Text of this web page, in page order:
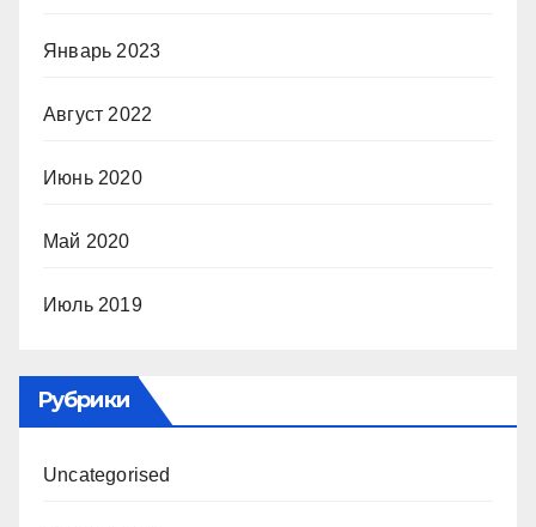
Январь 2023
Август 2022
Июнь 2020
Май 2020
Июль 2019
Рубрики
Uncategorised